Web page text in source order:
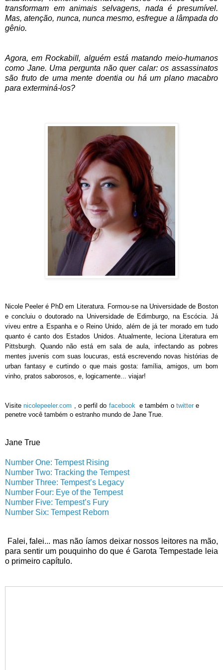
transformam em animais selvagens, nada é presumível.
Mas, atenção, nunca, nunca mesmo, esfregue a lâmpada do
gênio.
Agora, em Rockabill, alguém está matando meio-humanos
como Jane. Uma pergunta não quer calar: os assassinatos
são fruto de uma mente doentia ou há um plano macabro
para exterminá-los?
Nicole Peeler é PhD em Literatura. Formou-se na Universidade de Boston
e concluiu o doutorado na Universidade de Edimburgo, na Escócia. Já
viveu entre a Espanha e o Reino Unido, além de já ter morado em tudo
quanto é canto dos Estados Unidos. Atualmente, leciona Literatura em
Pittsburgh. Quando não está em sala de aula, infectando as pobres
mentes juvenis com suas loucuras, está escrevendo novas histórias de
urban fantasy e curtindo o que mais gosta: família, amigos, um bom
vinho, pratos saborosos, e, logicamente... viajar!
Visitenicolepeeler.com o perfil do facebook e também otwitter e
penetre você também o estranho mundo de Jane True.
Jane True
Number One: Tempest Rising
Number Two: Tracking the Tempest
Number Three: Tempest’s Legacy
Number Four: Eye of the Tempest
Number Five: Tempest’s Fury
Number Six: Tempest Reborn
Falei, falei... mas não íamos deixar nossos leitores na mão,
para sentir um pouquinho do que é Garota Tempestade leia
o primeiro capítulo.